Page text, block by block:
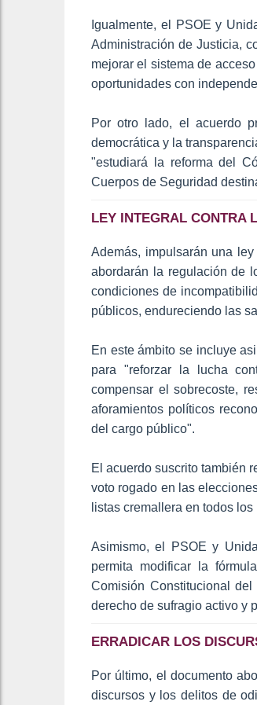
Igualmente, el PSOE y
Administración de Justicia,
mejorar el sistema de
oportunidades con
Por otro lado, el acuerdo
democrática y la
"estudiará la reforma del
Cuerpos de Seguridad
LEY INTEGRAL CONTRA
Además, impulsarán una
abordarán la regulación de
condiciones de
públicos, endureciendo las
En este ámbito se incluye
para "reforzar la lucha
compensar el sobrecoste,
aforamientos políticos
del cargo público".
El acuerdo suscrito también
voto rogado en las
listas cremallera en todos
Asimismo, el PSOE y
permita modificar la
Comisión Constitucional
derecho de sufragio activo y
ERRADICAR LOS
Por último, el documento
discursos y los delitos de